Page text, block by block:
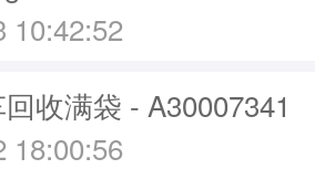
10:42:52
收满袋 - A30007341
18:00:56